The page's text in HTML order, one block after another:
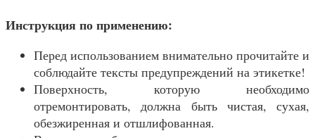
Инструкция по применению:
Перед использованием внимательно прочитайте и
соблюдайте тексты предупреждений на этикетке!
Поверхность, которую необходимо
отремонтировать, должна быть чистая, сухая,
обезжиренная и отшлифованная.